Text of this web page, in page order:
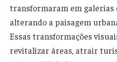
transformaram em galerias
alterando a paisagem
Essas transformações
revitalizar áreas, atrair